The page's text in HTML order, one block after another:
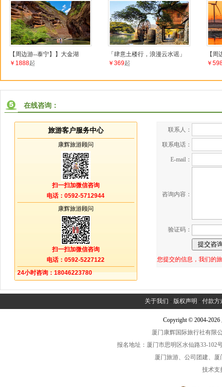
【周边游--泰宁】】大金湖
￥1888起
「肆意土楼行，浪漫云水谣」
￥369起
【
￥
在线咨询：
旅游客户服务中心
康辉旅游顾问
扫一扫加微信咨询
电话：0592-5712944
康辉旅游顾问
扫一扫加微信咨询
电话：0592-5227122
24小时咨询：18046223780
联系人：
联系电话：
E-mail：
咨询内容：
验证码：
您提交的信息，我们的
关于我们 - 版权声明 - 付款方
Copyright © 2004-
厦门康辉国际旅行社有限
报名地址：厦门市思明区水仙路33-102
厦门旅游、公司团建、
技术支